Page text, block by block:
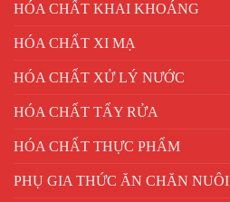
HÓA CHẤT KHAI KHOÁNG
HÓA CHẤT XI MẠ
HÓA CHẤT XỬ LÝ NƯỚC
HÓA CHẤT TẨY RỬA
HÓA CHẤT THỰC PHẨM
PHỤ GIA THỨC ĂN CHĂN NUÔI